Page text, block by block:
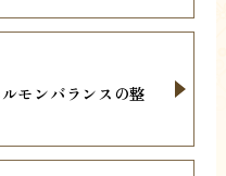
モンバランスの整